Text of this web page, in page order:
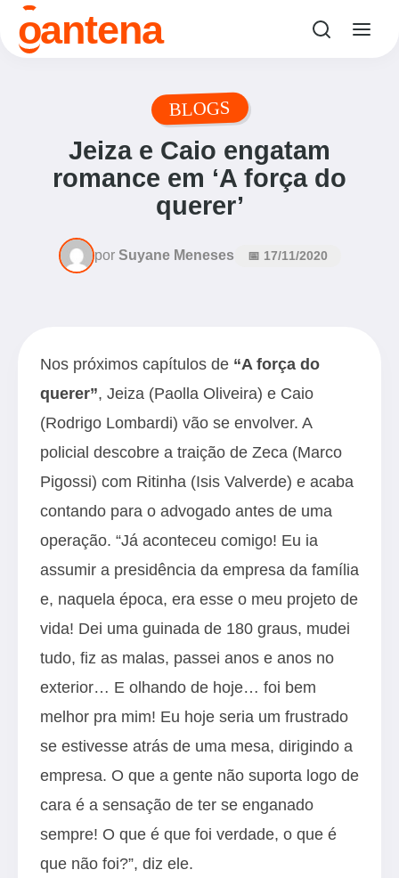
oantena
BLOGS
Jeiza e Caio engatam
romance em ‘A força do
querer’
por Suyane Meneses 📅 17/11/2020
Nos próximos capítulos de “A força do
querer”, Jeiza (Paolla Oliveira) e Caio
(Rodrigo Lombardi) vão se envolver. A
policial descobre a traição de Zeca (Marco
Pigossi) com Ritinha (Isis Valverde) e acaba
contando para o advogado antes de uma
operação. “Já aconteceu comigo! Eu ia
assumir a presidência da empresa da família
e, naquela época, era esse o meu projeto de
vida! Dei uma guinada de 180 graus, mudei
tudo, fiz as malas, passei anos e anos no
exterior… E olhando de hoje… foi bem
melhor pra mim! Eu hoje seria um frustrado
se estivesse atrás de uma mesa, dirigindo a
empresa. O que a gente não suporta logo de
cara é a sensação de ter se enganado
sempre! O que é que foi verdade, o que é
que não foi?”, diz ele.